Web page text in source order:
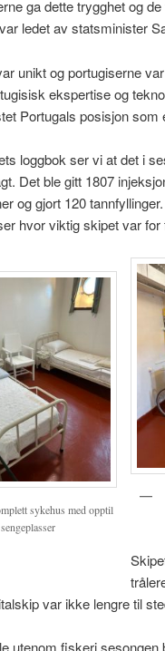
ga dette trygghet og
ledet av statsminister
unikt og portugiserne
ekspertise og
Portugals posisjon
loggbok ser vi at det i
Det ble gitt 1807
og gjort 120
hvor viktig skipet var
sykehus med opptil
var ikke lengre til